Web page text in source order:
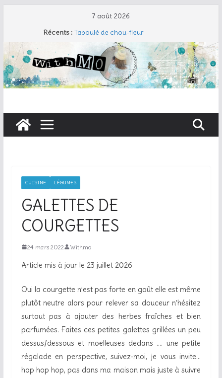
7 août 2026
Récents : Taboulé de chou-fleur
Salade de pâtes façon César
Travers de porc et salade fraîche
Coudre un gant de toilette
Cherry Cobbler
CUISINE LÉGUMES
GALETTES DE
COURGETTES
24 mars 2022 Withmo
Article mis à jour le 23 juillet 2026
Oui la courgette n’est pas forte en goût elle est même
plutôt neutre alors pour relever sa douceur n’hésitez
surtout pas à ajouter des herbes fraîches et bien
parfumées. Faites ces petites galettes grillées un peu
dessus/dessous et moelleuses dedans …. une petite
régalade en perspective, suivez-moi, je vous invite…
hop hop hop, pas dans ma maison mais juste à suivre